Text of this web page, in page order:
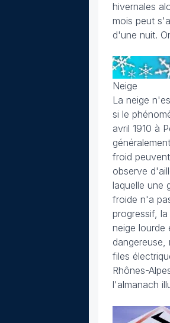
hivernales
mois peut
d'une nuit.
Neige
La neige
si le
avril 1910 à
froid
observe
laquelle une
froide n'a
progressif,
neige lourde
files
Rhônes-
l'almanach